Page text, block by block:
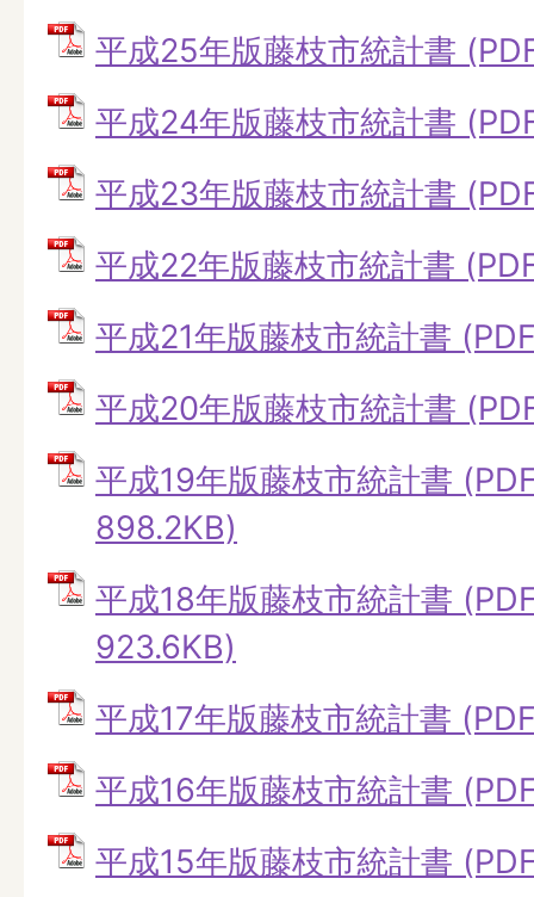
平成25年版藤枝市統計書
平成24年版藤枝市統計書
平成23年版藤枝市統計書
平成22年版藤枝市統計書
平成21年版藤枝市統計書
平成20年版藤枝市統計書
平成19年版藤枝市統計書
898.2KB)
平成18年版藤枝市統計書
923.6KB)
平成17年版藤枝市統計書
平成16年版藤枝市統計書
平成15年版藤枝市統計書